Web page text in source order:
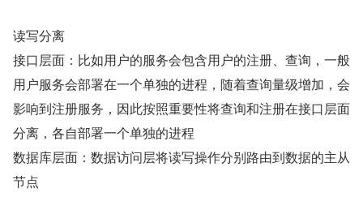
读写分离
接口层面：比如用户的服务会包含用户的注册、查询，一般
用户服务会部署在一个单独的进程，随着查询量级增加，会
影响到注册服务，因此按照重要性将查询和注册在接口层面
分离，各自部署一个单独的进程
数据库层面：数据访问层将读写操作分别路由到数据的主从
节点